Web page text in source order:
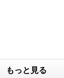
もっと見る